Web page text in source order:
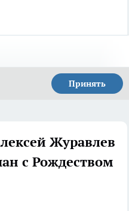
Принять
Журавлев
с Рождеством